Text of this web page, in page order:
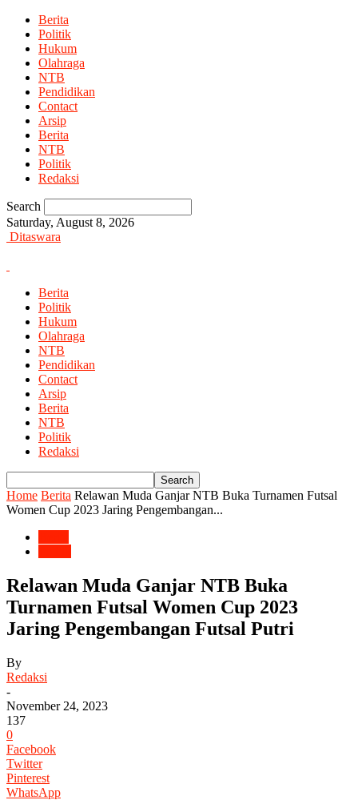
Berita
Politik
Hukum
Olahraga
NTB
Pendidikan
Contact
Arsip
Berita
NTB
Politik
Redaksi
Search
Saturday, August 8, 2026
Ditaswara
Berita
Politik
Hukum
Olahraga
NTB
Pendidikan
Contact
Arsip
Berita
NTB
Politik
Redaksi
Home Berita Relawan Muda Ganjar NTB Buka Turnamen Futsal
Women Cup 2023 Jaring Pengembangan...
Relawan Muda Ganjar NTB Buka
Turnamen Futsal Women Cup 2023
Jaring Pengembangan Futsal Putri
By
Redaksi
-
November 24, 2023
137
0
Facebook
Twitter
Pinterest
WhatsApp